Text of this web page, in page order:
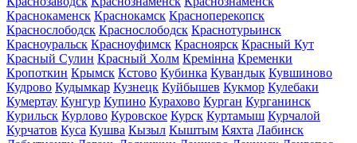
Краснокаменск Краснокамск Красноперекопск
Краснослободск Краснослободск Краснотурьинск
Красноуральск Красноуфимск Красноярск Красный Кут
Красный Сулин Красный Холм Кремінна Кременки
Кропоткин Крымск Кстово Кубинка Кувандык Кувшиново
Кудрово Кудымкар Кузнецк Куйбышев Кукмор Кулебаки
Кумертау Кунгур Купино Курахово Курган Курганинск
Курильск Курлово Куровское Курск Куртамыш Курчалой
Курчатов Куса Кушва Кызыл Кыштым Кяхта Лабинск